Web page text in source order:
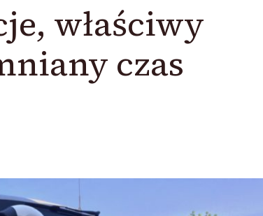
właściwy
czas